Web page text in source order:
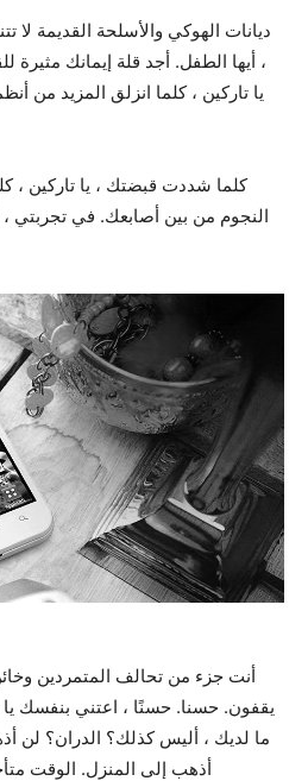
ديانات الهوكي والأسلحة القديمة لا
، أيها الطفل. أجد قلة إيمانك
يا تاركين ، كلما انزلق المزيد من
كلما شددت قبضتك ، يا تاركين ،
النجوم من بين أصابعك. في تجربتي
أنت جزء من تحالف المتمردين
يقفون. حسنا. حسنًا ، اعتني بنفسك
أذهب إلى المنزل. الوقت